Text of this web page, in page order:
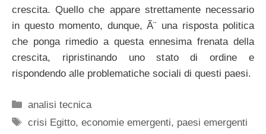
crescita. Quello che appare strettamente necessario
in questo momento, dunque, Ã¨ una risposta politica
che ponga rimedio a questa ennesima frenata della
crescita, ripristinando uno stato di ordine e
rispondendo alle problematiche sociali di questi paesi.
Categorie
analisi tecnica
Tag
crisi Egitto,economie emergenti, paesi emergenti